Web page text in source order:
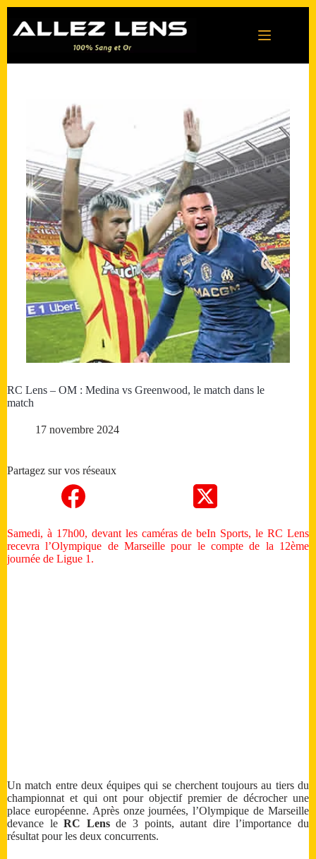
contenu
RC Lens – OM : Medina vs Greenwood, le match dans le
match
17 novembre 2024
Partagez sur vos réseaux
Samedi, à 17h00, devant les caméras de beIn Sports, le RC Lens
recevra l’Olympique de Marseille pour le compte de la 12ème
journée de Ligue 1.
Un match entre deux équipes qui se cherchent toujours au tiers du
championnat et qui ont pour objectif premier de décrocher une
place européenne. Après onze journées, l’Olympique de Marseille
devance leRC Lensde 3 points, autant dire l’importance du
résultat pour les deux concurrents.